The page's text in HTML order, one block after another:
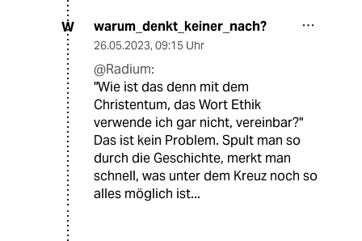
W warum_denkt_keiner_nach?
26.05.2023, 09:15 Uhr
@Radium:
"Wie ist das denn mit dem
Christentum, das Wort Ethik
verwende ich gar nicht, vereinbar?"
Das ist kein Problem. Spult man so
durch die Geschichte, merkt man
schnell, was unter dem Kreuz noch so
alles möglich ist...